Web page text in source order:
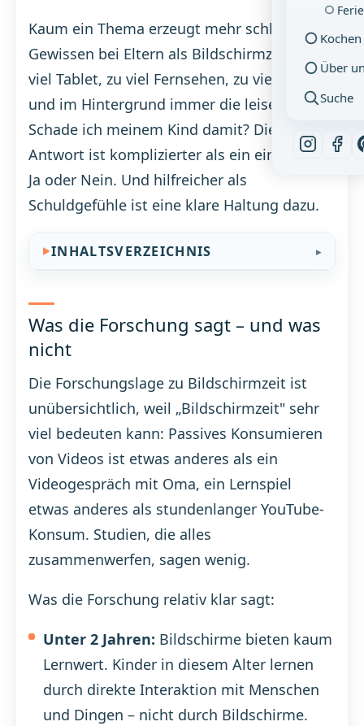
Über
Suche
Kaum ein Thema erzeugt mehr schlechtes
Gewissen bei Eltern als Bildschirmzeit. Zu
viel Tablet, zu viel Fernsehen, zu viel Handy –
und im Hintergrund immer die leise Frage:
Schade ich meinem Kind damit? Die
Antwort ist komplizierter als ein einfaches
Ja oder Nein. Und hilfreicher als
Schuldgefühle ist eine klare Haltung dazu.
INHALTSVERZEICHNIS
Was die Forschung sagt – und was
nicht
Die Forschungslage zu Bildschirmzeit ist
unübersichtlich, weil „Bildschirmzeit" sehr
viel bedeuten kann: Passives Konsumieren
von Videos ist etwas anderes als ein
Videogespräch mit Oma, ein Lernspiel
etwas anderes als stundenlanger YouTube-
Konsum. Studien, die alles
zusammenwerfen, sagen wenig.
Was die Forschung relativ klar sagt:
Unter 2 Jahren: Bildschirme bieten kaum
Lernwert. Kinder in diesem Alter lernen
durch direkte Interaktion mit Menschen
und Dingen – nicht durch Bildschirme.